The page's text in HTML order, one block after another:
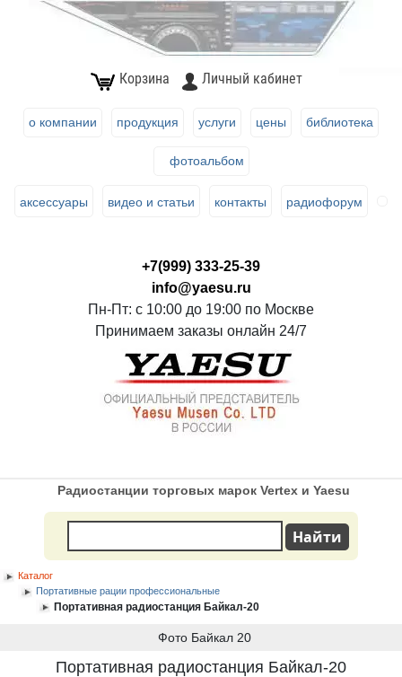
Корзина Личный кабинет
о компании продукция услуги цены библиотека
фотоальбом
аксессуары видео и статьи контакты радиофорум
+7(999) 333-25-39
info@yaesu.ru
Пн-Пт: с 10:00 до 19:00 по Москве
Принимаем заказы онлайн 24/7
Радиостанции торговых марок Vertex и Yaesu
Каталог
Портативные рации профессиональные
Портативная радиостанция Байкал-20
Фото Байкал 20
Портативная радиостанция Байкал-20